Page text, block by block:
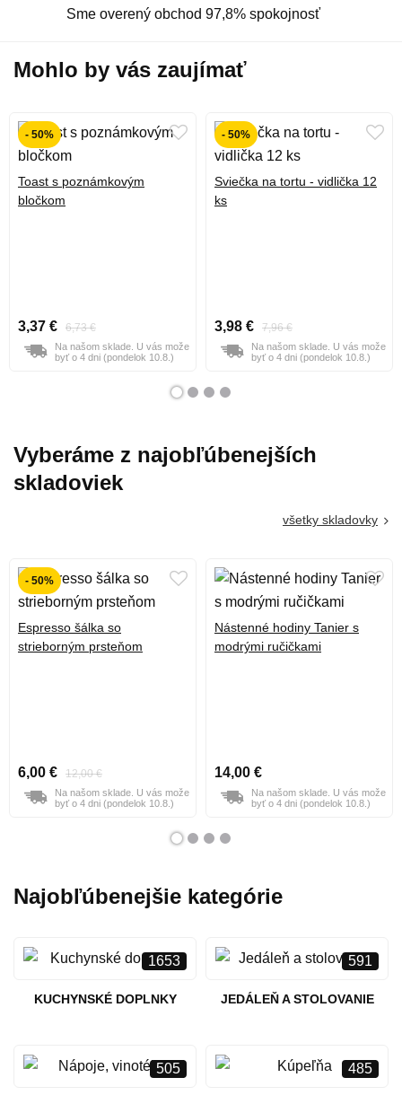
Sme overený obchod 97,8% spokojnosť
Mohlo by vás zaujímať
- 50%
Toast s poznámkovým
bločkom
3,37 € 6,73 €
Na našom sklade. U vás može
byť o 4 dni (pondelok 10.8.)
- 50%
Sviečka na tortu - vidlička 12
ks
3,98 € 7,96 €
Na našom sklade. U vás može
byť o 4 dni (pondelok 10.8.)
Vyberáme z najobľúbenejších
skladoviek
všetky skladovky
- 50%
Espresso šálka so
strieborným prsteňom
6,00 € 12,00 €
Na našom sklade. U vás može
byť o 4 dni (pondelok 10.8.)
Nástenné hodiny Tanier s
modrými ručičkami
14,00 €
Na našom sklade. U vás može
byť o 4 dni (pondelok 10.8.)
Najobľúbenejšie kategórie
1653
KUCHYNSKÉ DOPLNKY
591
JEDÁLEŇ A STOLOVANIE
505 485